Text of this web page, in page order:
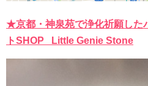
★京都・神泉苑で浄化祈願した
トSHOP Little Genie Stone